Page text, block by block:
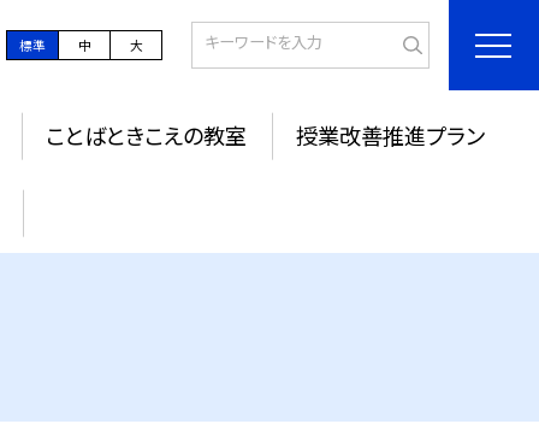
標準 中 大
ことばときこえの教室 授業改善推進プラン